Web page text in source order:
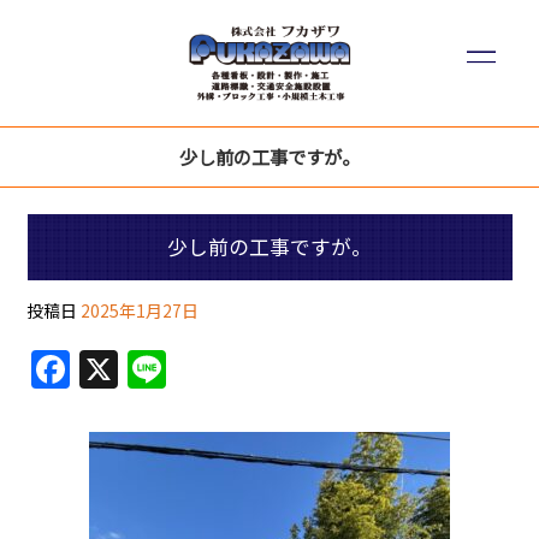
少し前の工事ですが。
少し前の工事ですが。
投稿日 2025年1月27日
F
a
c
X
e